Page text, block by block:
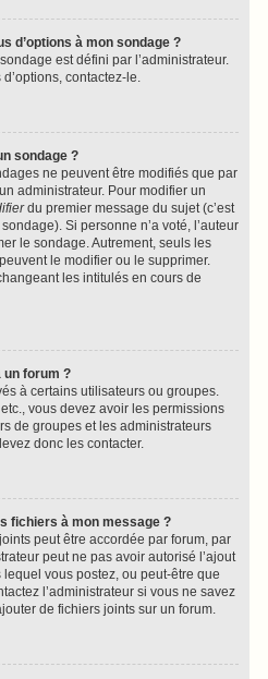
d’options à mon sondage ?
est défini par l’administrateur.
contactez-le.
sondage ?
ne peuvent être modifiés que par
administrateur. Pour modifier un
du premier message du sujet (c’est
Si personne n’a voté, l’auteur
le sondage. Autrement, seuls les
le modifier ou le supprimer.
les intitulés en cours de
un forum ?
à certains utilisateurs ou groupes.
vous devez avoir les permissions
de groupes et les administrateurs
donc les contacter.
fichiers à mon message ?
peut être accordée par forum, par
peut ne pas avoir autorisé l’ajout
vous postez, ou peut-être que
l’administrateur si vous ne savez
de fichiers joints sur un forum.